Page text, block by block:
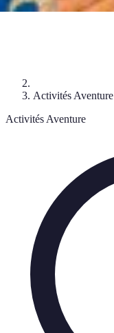
Activités Aventure
Activités Aventure